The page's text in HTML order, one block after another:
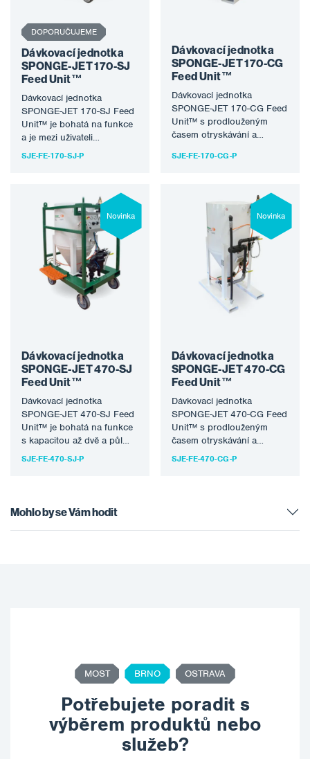
DOPORUČUJEME
Dávkovací jednotka
SPONGE-JET 170-SJ
Feed Unit™
Dávkovací jednotka
SPONGE-JET 170-SJ Feed
Unit™ je bohatá na funkce
a je mezi uživateli
nejoblíbenější s vynikající
SJE-FE-170-SJ-P
Dávkovací jednotka
SPONGE-JET 170-CG
Feed Unit™
Dávkovací jednotka
SPONGE-JET 170-CG Feed
Unit™ s prodlouženým
časem otryskávání a
základní ale vysoce
SJE-FE-170-CG-P
Novinka
Dávkovací jednotka
SPONGE-JET 470-SJ
Feed Unit™
Dávkovací jednotka
SPONGE-JET 470-SJ Feed
Unit™ je bohatá na funkce
s kapacitou až dvě a půl
hodiny nepřerušovaného
SJE-FE-470-SJ-P
Novinka
Dávkovací jednotka
SPONGE-JET 470-CG
Feed Unit™
Dávkovací jednotka
SPONGE-JET 470-CG Feed
Unit™ s prodlouženým
časem otryskávání a
minimem extra funkcí. Toto
SJE-FE-470-CG-P
Mohlo by se Vám hodit
MOST BRNO OSTRAVA
Potřebujete poradit s
výběrem produktů nebo
služeb?